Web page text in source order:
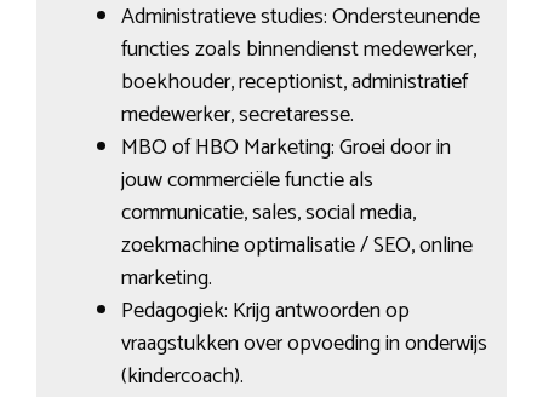
Administratieve studies: Ondersteunende
functies zoals binnendienst medewerker,
boekhouder, receptionist, administratief
medewerker, secretaresse.
MBO of HBO Marketing: Groei door in
jouw commerciële functie als
communicatie, sales, social media,
zoekmachine optimalisatie / SEO, online
marketing.
Pedagogiek: Krijg antwoorden op
vraagstukken over opvoeding in onderwijs
(kindercoach).